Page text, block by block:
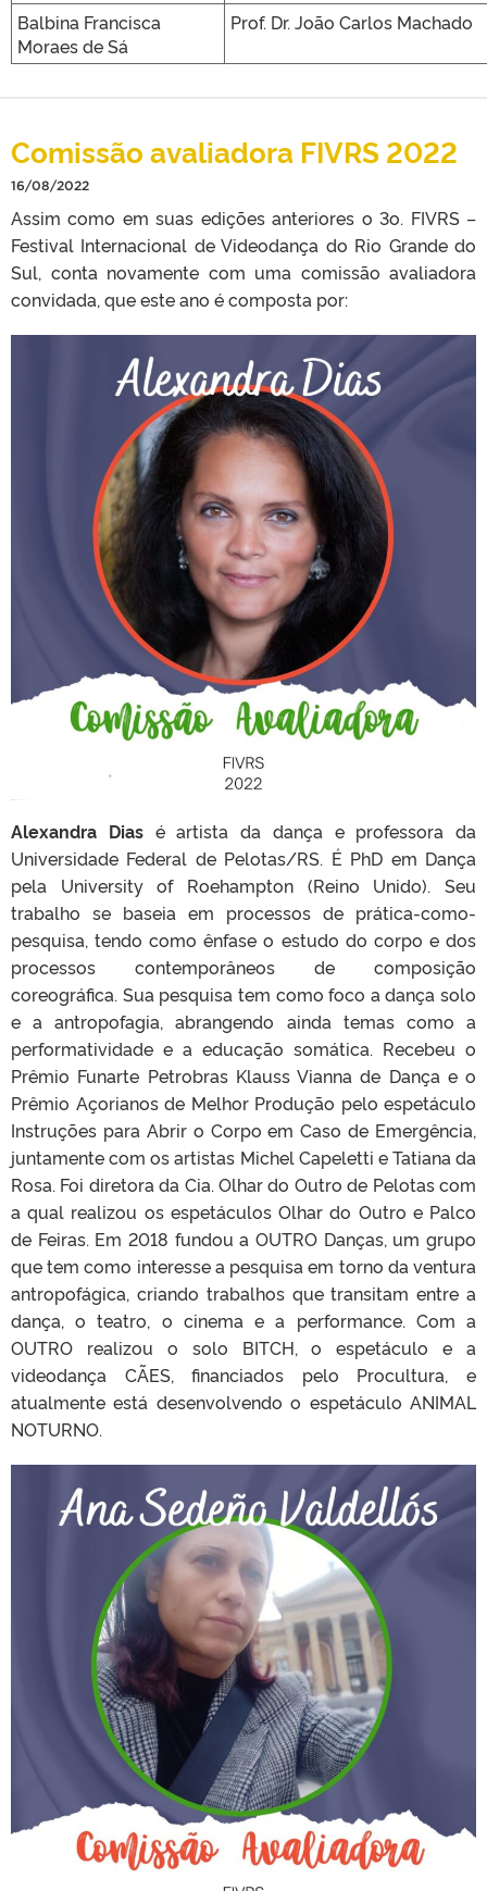
Balbina Francisca
Moraes de Sá
Prof. Dr. João Carlos Machado
Comissão avaliadora FIVRS 2022
16/08/2022
Assim como em suas edições anteriores o 3o. FIVRS –
Festival Internacional de Videodança do Rio Grande do
Sul, conta novamente com uma comissão avaliadora
convidada, que este ano é composta por:
Alexandra Diasé artista da dança e professora da
Universidade Federal de Pelotas/RS. É PhD em Dança
pela University of Roehampton (Reino Unido). Seu
trabalho se baseia em processos de prática-como-
pesquisa, tendo como ênfase o estudo do corpo e dos
processos contemporâneos de composição
coreográfica. Sua pesquisa tem como foco a dança solo
e a antropofagia, abrangendo ainda temas como a
performatividade e a educação somática. Recebeu o
Prêmio Funarte Petrobras Klauss Vianna de Dança e o
Prêmio Açorianos de Melhor Produção pelo espetáculo
Instruções para Abrir o Corpo em Caso de Emergência,
juntamente com os artistas Michel Capeletti e Tatiana da
Rosa. Foi diretora da Cia. Olhar do Outro de Pelotas com
a qual realizou os espetáculos Olhar do Outro e Palco
de Feiras. Em 2018 fundou a OUTRO Danças, um grupo
que tem como interesse a pesquisa em torno da ventura
antropofágica, criando trabalhos que transitam entre a
dança, o teatro, o cinema e a performance. Com a
OUTRO realizou o solo BITCH, o espetáculo e a
videodança CÃES, financiados pelo Procultura, e
atualmente está desenvolvendo o espetáculo ANIMAL
NOTURNO.